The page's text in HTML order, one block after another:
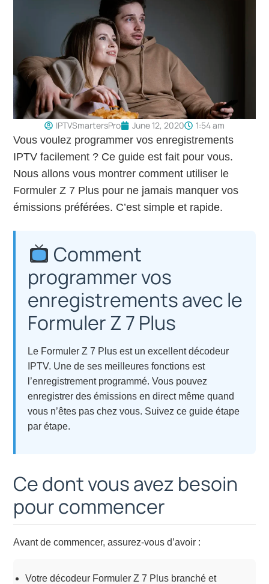
IPTVSmartersPro June 12, 2020 1:54 am
Vous voulez programmer vos enregistrements
IPTV facilement ? Ce guide est fait pour vous.
Nous allons vous montrer comment utiliser le
Formuler Z 7 Plus pour ne jamais manquer vos
émissions préférées. C’est simple et rapide.
Comment
programmer vos
enregistrements avec le
Formuler Z 7 Plus
Le Formuler Z 7 Plus est un excellent décodeur
IPTV. Une de ses meilleures fonctions est
l’enregistrement programmé. Vous pouvez
enregistrer des émissions en direct même quand
vous n’êtes pas chez vous. Suivez ce guide étape
par étape.
Ce dont vous avez besoin
pour commencer
Avant de commencer, assurez-vous d’avoir :
Votre décodeur Formuler Z 7 Plus branché et